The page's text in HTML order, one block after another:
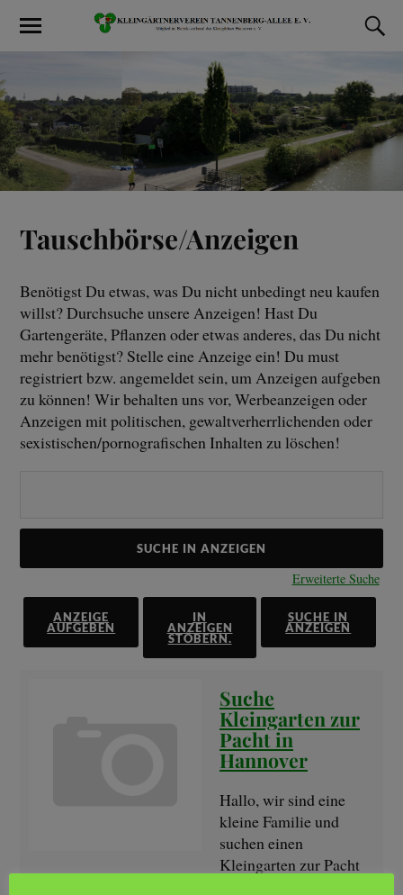
Tauschbörse/Anzeigen
Benötigst Du etwas, was Du nicht unbedingt neu kaufen
willst? Durchsuche unsere Anzeigen! Hast Du
Gartengeräte, Pflanzen oder etwas anderes, das Du nicht
mehr benötigst? Stelle eine Anzeige ein! Du must
registriert bzw. angemeldet sein, um Anzeigen aufgeben
zu können! Wir behalten uns vor, Werbeanzeigen oder
Anzeigen mit politischen, gewaltverherrlichenden oder
sexistischen/pornografischen Inhalten zu löschen!
Erweiterte Suche
ANZEIGE
AUFGEBEN
IN
ANZEIGEN
STÖBERN.
SUCHE IN
ANZEIGEN
Suche
Kleingarten zur
Pacht in
Hannover
Hallo, wir sind eine
kleine Familie und
suchen einen
Kleingarten zur Pacht